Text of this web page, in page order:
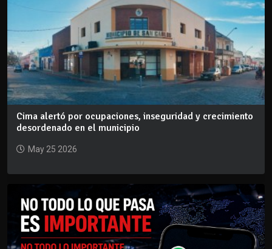
Cima alertó por ocupaciones, inseguridad y crecimiento
desordenado en el municipio
May 25 2026